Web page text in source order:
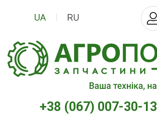
+38 (067) 007-30-13
UA RU